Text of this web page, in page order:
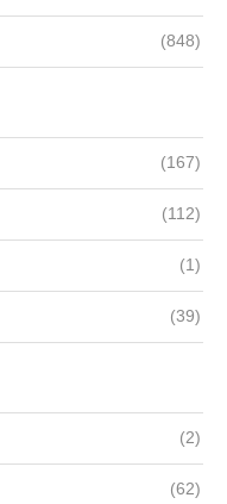
(848)
(167)
(112)
(1)
(39)
(2)
(62)